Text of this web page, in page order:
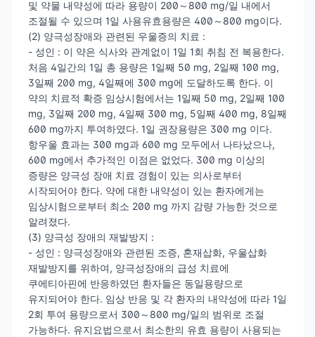
및 약물 내약성에 따라 용량이 200～800 mg/일 내에서
조절될 수 있으며 1일 사용유효용량은 400～800 mg이다.
(2) 양극성장애와 관련된 우울증의 치료 :
- 성인 : 이 약은 식사와 관계없이 1일 1회 취침 전 복용한다.
처음 4일간의 1일 총 용량은 1일째 50 mg, 2일째 100 mg,
3일째 200 mg, 4일째에 300 mg에 도달하도록 한다. 이
약의 치료적 확증 임상시험에서는 1일째 50 mg, 2일째 100
mg, 3일째 200 mg, 4일째 300 mg, 5일째 400 mg, 8일째
600 mg까지 투여하였다. 1일 권장용량은 300 mg 이다.
항우울 효과는 300 mg과 600 mg 모두에서 나타났으나,
600 mg에서 추가적인 이점은 없었다. 300 mg 이상의
증량은 양극성 장애 치료 경험이 있는 의사로부터
시작되어야 한다. 약에 대한 내약성이 있는 환자에게는
임상시험으로부터 최소 200 mg 까지 감량 가능한 것으로
알려졌다.
(3) 양극성 장애의 재발방지 :
- 성인 : 양극성장애와 관련된 조증, 혼재삽화, 우울삽화
재발방지를 위하여, 양극성장애의 급성 치료에
쿠에티아핀에 반응하였던 환자들은 동일용량으로
유지되어야 한다. 임상 반응 및 각 환자의 내약성에 따라 1일
2회 투여 용량으로서 300～800 mg/일의 범위로 조절
가능하다. 유지요법으로서 최소한의 유효 용량이 사용되는